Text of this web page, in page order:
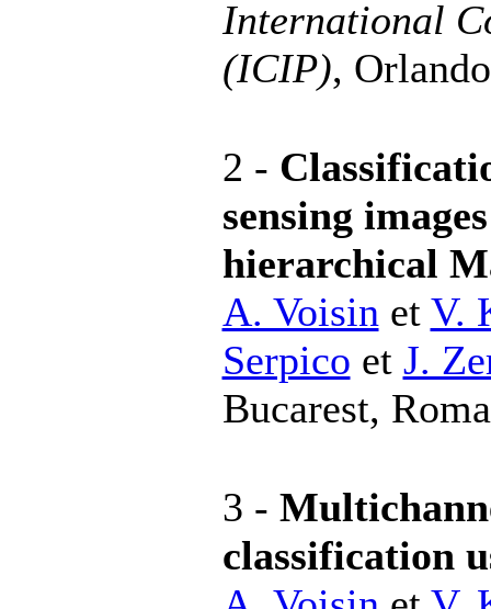
International
(ICIP),
2 -
sensing
hierarchical
A. Voisin et V.
Serpico et J.
Bucarest,
3 -
classification